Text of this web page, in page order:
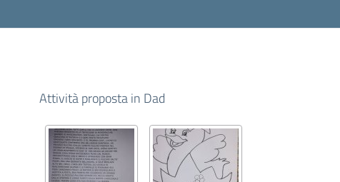
Attività proposta in Dad